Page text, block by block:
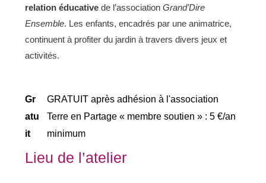
relation éducative de l’associationGrand’Dire
Ensemble. Les enfants, encadrés par une animatrice,
continuent à profiter du jardin à travers divers jeux et
activités.
Gr
atu
it
GRATUIT après adhésion à l'association
Terre en Partage « membre soutien » : 5 €/an
minimum
Lieu de l’atelier